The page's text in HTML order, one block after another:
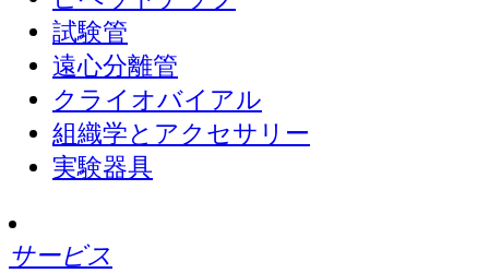
試験管
遠心分離管
クライオバイアル
組織学とアクセサリー
実験器具
サービス